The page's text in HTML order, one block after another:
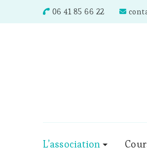
06 41 85 66 22
L’association